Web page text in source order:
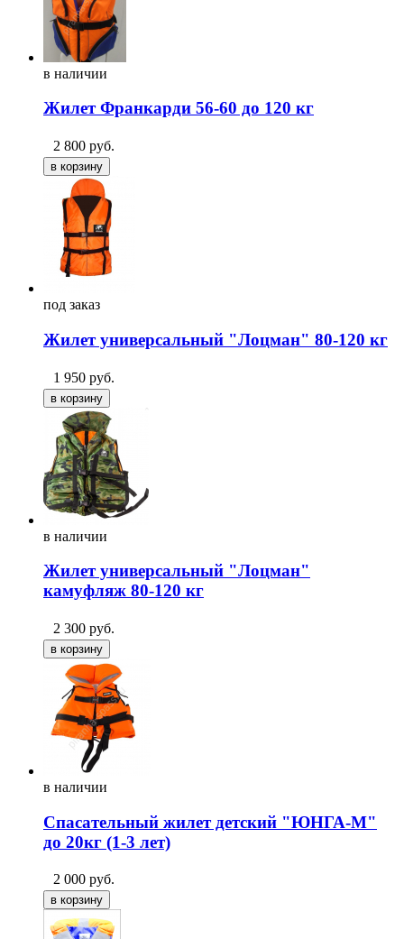
в наличии
Жилет Франкарди 56-60 до 120 кг
2 800 руб.
под заказ
Жилет универсальный "Лоцман" 80-120 кг
1 950 руб.
в наличии
Жилет универсальный "Лоцман"
камуфляж 80-120 кг
2 300 руб.
в наличии
Спасательный жилет детский "ЮНГА-М"
до 20кг (1-3 лет)
2 000 руб.